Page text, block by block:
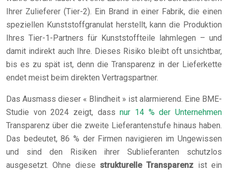
Ihrer Zulieferer (Tier-2). Ein Brand in einer Fabrik, die einen
speziellen Kunststoffgranulat herstellt, kann die Produktion
Ihres Tier-1-Partners für Kunststoffteile lahmlegen – und
damit indirekt auch Ihre. Dieses Risiko bleibt oft unsichtbar,
bis es zu spät ist, denn die Transparenz in der Lieferkette
endet meist beim direkten Vertragspartner.
Das Ausmass dieser « Blindheit » ist alarmierend. Eine BME-
Studie von 2024 zeigt, dassnur 14 % der Unternehmen
Transparenz über die zweite Lieferantenstufe hinaus haben.
Das bedeutet, 86 % der Firmen navigieren im Ungewissen
und sind den Risiken ihrer Sublieferanten schutzlos
ausgesetzt. Ohne diese strukturelle Transparenz ist ein